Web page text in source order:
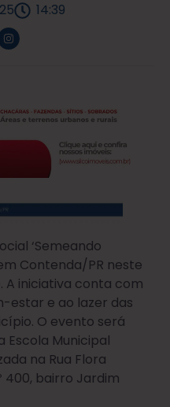
14:39
‘Semeando
Contenda/PR neste
A iniciativa conta com
estar e ao lazer das
O evento será
Escola Municipal
na Rua Flora
400, bairro Jardim